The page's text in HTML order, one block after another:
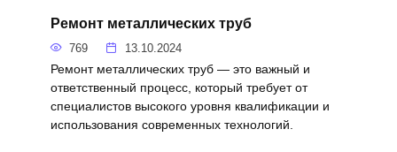
Ремонт металлических труб
769 13.10.2024
Ремонт металлических труб — это важный и
ответственный процесс, который требует от
специалистов высокого уровня квалификации и
использования современных технологий.